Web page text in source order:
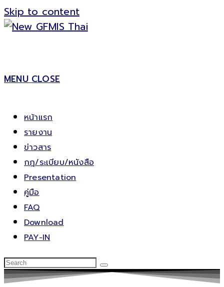
Skip to content
MENU CLOSE
หน้าแรก
รายงาน
ข่าวสาร
กฎ/ระเบียบ/หนังสือ
Presentation
คู่มือ
FAQ
Download
PAY-IN